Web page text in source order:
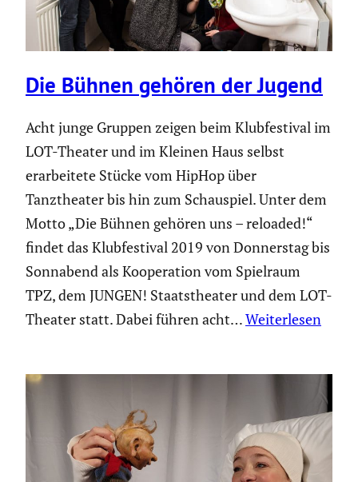
Die Bühnen gehören der Jugend
Acht junge Gruppen zeigen beim Klubfes­tival im
LOT-Theater und im Kleinen Haus selbst
erarbei­tete Stücke vom HipHop über
Tanztheater bis hin zum Schau­spiel. Unter dem
Motto „Die Bühnen gehören uns – reloaded!“
findet das Klubfes­tival 2019 von Donnerstag bis
Sonnabend als Koope­ra­tion vom Spielraum
TPZ, dem JUNGEN! Staats­theater und dem LOT-
Theater statt. Dabei führen acht…Weiterlesen